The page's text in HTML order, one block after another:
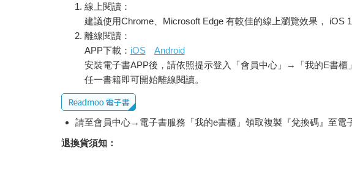
線上閱讀：
建議使用Chrome、Microsoft Edge 有較佳的線上瀏覽效果，
離線閱讀：
APP下載： iOS
Android
安裝電子書APP後，請依照提示登入「會員中心」→「我的E書
任一書籍即可開始離線閱讀。
請至會員中心→電子書服務「我的e書櫃」領取複製『兌換碼』至電
退換貨須知：